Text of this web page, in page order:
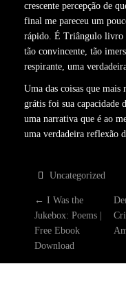
crescente percepção de
final me pareceu um
rápido. É Triângulo livro
tão convincente, tão
respirante, uma
Uma das coisas que
grátis foi sua capacidade
uma narrativa que é ao
uma verdadeira reflexão
Uncategorized
P
O
S
← I Was the
Jukebox: Poems |
Free Ebook
Download